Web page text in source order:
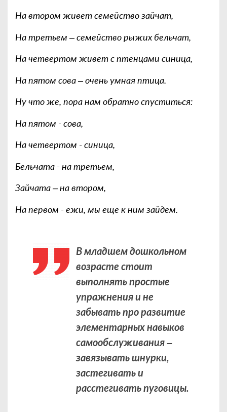
На втором живет семейство зайчат,
На третьем – семейство рыжих бельчат,
На четвертом живет с птенцами синица,
На пятом сова – очень умная птица.
Ну что же, пора нам обратно спуститься:
На пятом - сова,
На четвертом - синица,
Бельчата - на третьем,
Зайчата – на втором,
На первом - ежи, мы еще к ним зайдем.
В младшем дошкольном
возрасте стоит
выполнять простые
упражнения и не
забывать про развитие
элементарных навыков
самообслуживания –
завязывать шнурки,
застегивать и
расстегивать пуговицы.